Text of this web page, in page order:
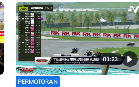
01:23
PERMOTORAN